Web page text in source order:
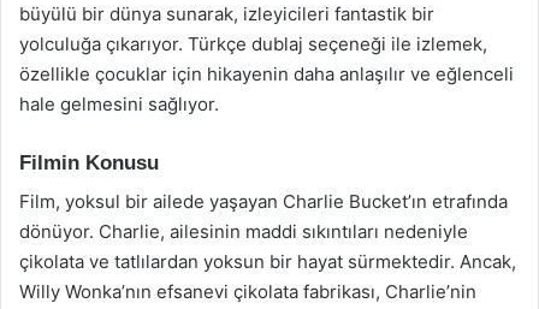
büyülü bir dünya sunarak, izleyicileri fantastik bir
yolculuğa çıkarıyor. Türkçe dublaj seçeneği ile izlemek,
özellikle çocuklar için hikayenin daha anlaşılır ve eğlenceli
hale gelmesini sağlıyor.
Filmin Konusu
Film, yoksul bir ailede yaşayan Charlie Bucket’ın etrafında
dönüyor. Charlie, ailesinin maddi sıkıntıları nedeniyle
çikolata ve tatlılardan yoksun bir hayat sürmektedir. Ancak,
Willy Wonka’nın efsanevi çikolata fabrikası, Charlie’nin